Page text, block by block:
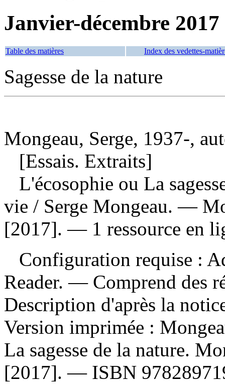
Janvier-décembre 2017
Table des matières Index des vedettes-
Sagesse de la nature
Mongeau, Serge, 1937-,
[Essais. Extraits]
L'écosophie ou La
vie / Serge Mongeau. —
[2017]. — 1 ressource en
Configuration requise :
Reader. — Comprend des
Description d'après la
Version imprimée :
La sagesse de la nature.
[2017]. — ISBN